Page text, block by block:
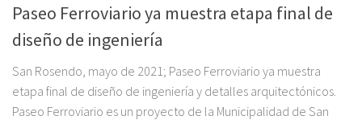
Paseo Ferroviario ya muestra etapa final de
diseño de ingeniería
San Rosendo, mayo de 2021; Paseo Ferroviario ya muestra
etapa final de diseño de ingeniería y detalles arquitectónicos.
Paseo Ferroviario es un proyecto de la Municipalidad de San